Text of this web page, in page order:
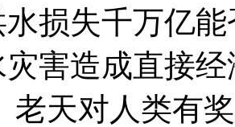
损失千万亿
灾害造成直接
老天对人类有